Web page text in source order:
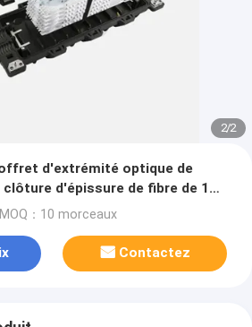
2/2
d'extrémité optique de
d'épissure de fibre de 144
MOQ：10 morceaux
Contactez